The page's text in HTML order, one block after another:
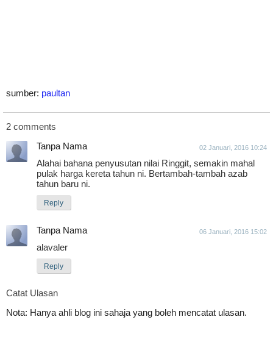
sumber: paultan
2 comments
Tanpa Nama
02 Januari, 2016 10:24
Alahai bahana penyusutan nilai Ringgit, semakin mahal
pulak harga kereta tahun ni. Bertambah-tambah azab
tahun baru ni.
Reply
Tanpa Nama 06 Januari, 2016 15:02
alavaler
Reply
Catat Ulasan
Nota: Hanya ahli blog ini sahaja yang boleh mencatat ulasan.